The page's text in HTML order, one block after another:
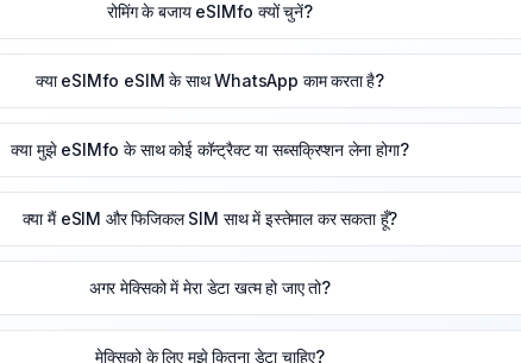
रोमिंग के बजाय eSIMfo क्यों चुनें?
क्या eSIMfo eSIM के साथ WhatsApp काम करता है?
क्या मुझे eSIMfo के साथ कोई कॉन्ट्रैक्ट या सब्सक्रिप्शन लेना होगा?
क्या मैं eSIM और फिजिकल SIM साथ में इस्तेमाल कर सकता हूँ?
अगर मेक्सिको में मेरा डेटा खत्म हो जाए तो?
मेक्सिको के लिए मुझे कितना डेटा चाहिए?